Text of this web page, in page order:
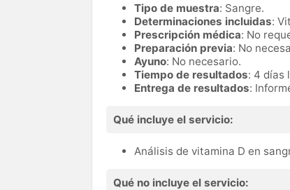
Tipo de muestra: Sangre.
Determinaciones incluidas:
Prescripción médica: No
Preparación previa: No
Ayuno: No necesario.
Tiempo de resultados: 4 días
Entrega de resultados:
Qué incluye el servicio:
Análisis de vitamina D en
Qué no incluye el servicio: